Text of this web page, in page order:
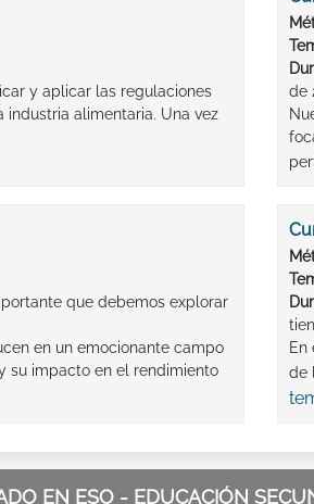
y aplicar las regulaciones
alimentaria. Una vez
de
que debemos explorar
en un emocionante campo
su impacto en el rendimiento
En
de
EN ESO - EDUCACIÓN